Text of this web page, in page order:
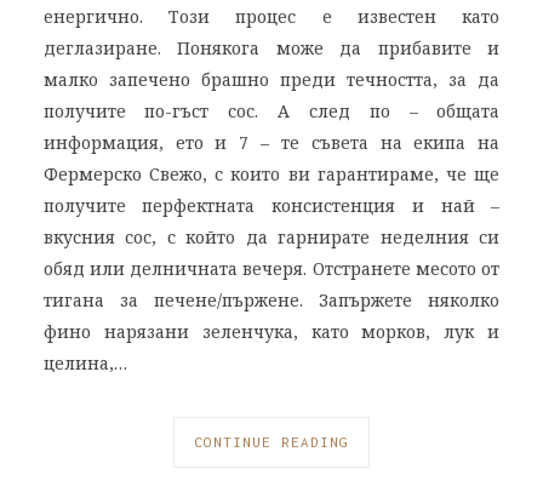
енергично. Този процес е известен като
деглазиране. Понякога може да прибавите и
малко запечено брашно преди течността, за да
получите по-гъст сос. А след по – общата
информация, ето и 7 – те съвета на екипа на
Фермерско Свежо, с които ви гарантираме, че ще
получите перфектната консистенция и най –
вкусния сос, с който да гарнирате неделния си
обяд или делничната вечеря. Отстранете месото от
тигана за печене/пържене. Запържете няколко
фино нарязани зеленчука, като морков, лук и
целина,…
CONTINUE READING